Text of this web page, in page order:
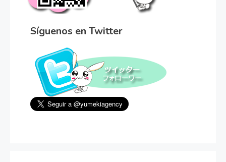
Síguenos en Twitter